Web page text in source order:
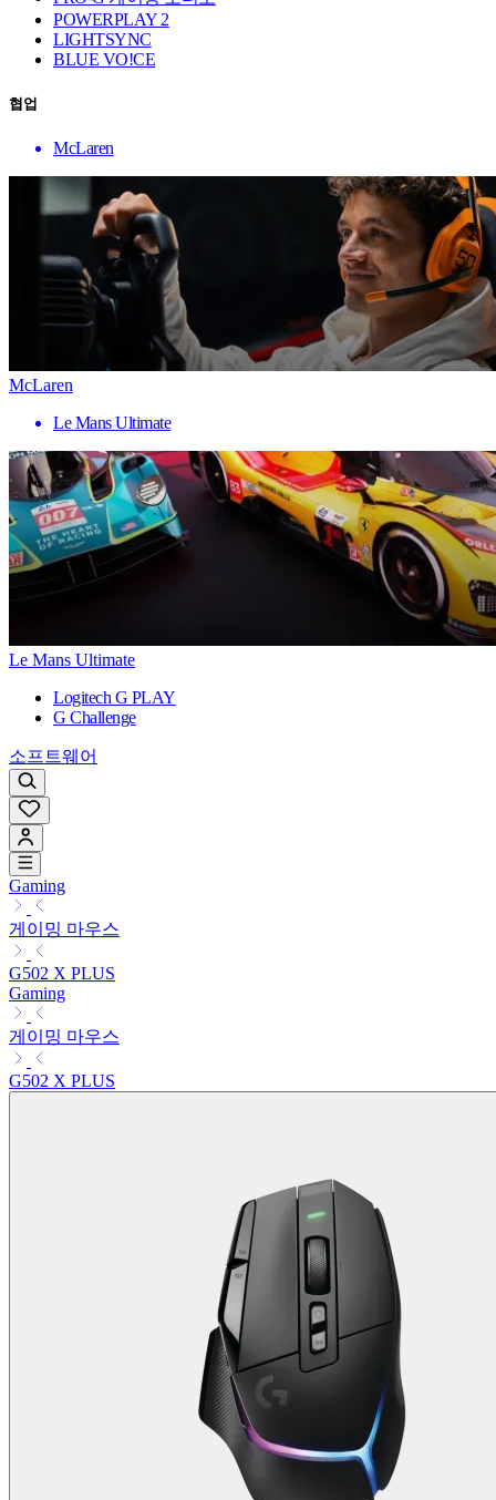
POWERPLAY 2
LIGHTSYNC
BLUE VO!CE
협업
McLaren
McLaren
Le Mans Ultimate
Le Mans Ultimate
Logitech G PLAY
G Challenge
소프트웨어
Gaming
게이밍 마우스
G502 X PLUS
Gaming
게이밍 마우스
G502 X PLUS